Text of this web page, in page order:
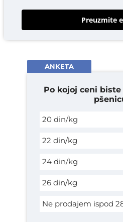
Preuzmite
ANKETA
Po kojoj ceni
20 din/kg
22 din/kg
24 din/kg
26 din/kg
Ne prodajem ispod